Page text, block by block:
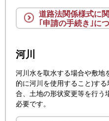
道路法関係様式に
｢申請の手続き｣に
河川
河川水を取水する場合や敷地
的に河川を使用すること)す
合、土地の形状変更等を行う
必要です。